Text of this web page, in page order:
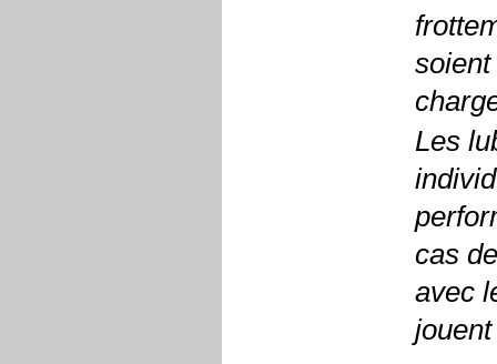
Les
cas
avec